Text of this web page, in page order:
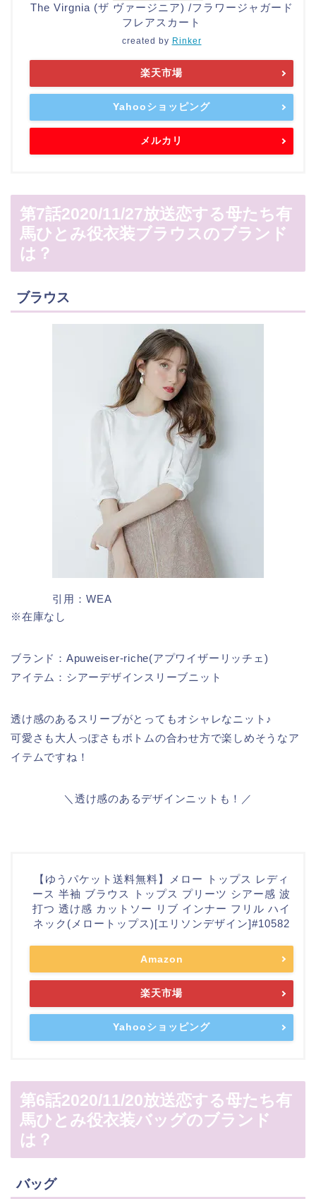
The Virgnia (ザ ヴァージニア) /フラワージャガード
フレアスカート
created by Rinker
楽天市場
Yahooショッピング
メルカリ
第7話2020/11/27放送恋する母たち有
馬ひとみ役衣装ブラウスのブランド
は？
ブラウス
引用：WEA
※在庫なし
ブランド：Apuweiser-riche(アプワイザーリッチェ)
アイテム：シアーデザインスリーブニット
透け感のあるスリーブがとってもオシャレなニット♪
可愛さも大人っぽさもボトムの合わせ方で楽しめそうなア
イテムですね！
＼透け感のあるデザインニットも！／
【ゆうパケット送料無料】メロー トップス レディ
ース 半袖 ブラウス トップス プリーツ シアー感 波
打つ 透け感 カットソー リブ インナー フリル ハイ
ネック(メロートップス)[エリソンデザイン]#10582
Amazon
楽天市場
Yahooショッピング
第6話2020/11/20放送恋する母たち有
馬ひとみ役衣装バッグのブランド
は？
バッグ